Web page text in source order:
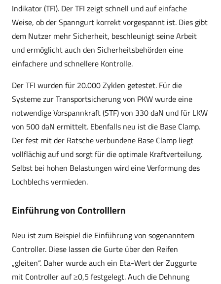
Indikator (TFI). Der TFI zeigt schnell und auf einfache
Weise, ob der Spanngurt korrekt vorgespannt ist. Dies gibt
dem Nutzer mehr Sicherheit, beschleunigt seine Arbeit
und ermöglicht auch den Sicherheitsbehörden eine
einfachere und schnellere Kontrolle.
Der TFI wurden für 20.000 Zyklen getestet. Für die
Systeme zur Transportsicherung von PKW wurde eine
notwendige Vorspannkraft (STF) von 330 daN und für LKW
von 500 daN ermittelt. Ebenfalls neu ist die Base Clamp.
Der fest mit der Ratsche verbundene Base Clamp liegt
vollflächig auf und sorgt für die optimale Kraftverteilung.
Selbst bei hohen Belastungen wird eine Verformung des
Lochblechs vermieden.
Einführung von Controlllern
Neu ist zum Beispiel die Einführung von sogenanntem
Controller. Diese lassen die Gurte über den Reifen
„gleiten“. Daher wurde auch ein Eta-Wert der Zuggurte
mit Controller auf ≥0,5 festgelegt. Auch die Dehnung